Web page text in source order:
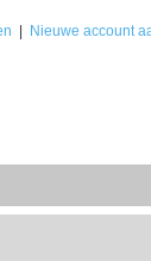
Nieuwe account